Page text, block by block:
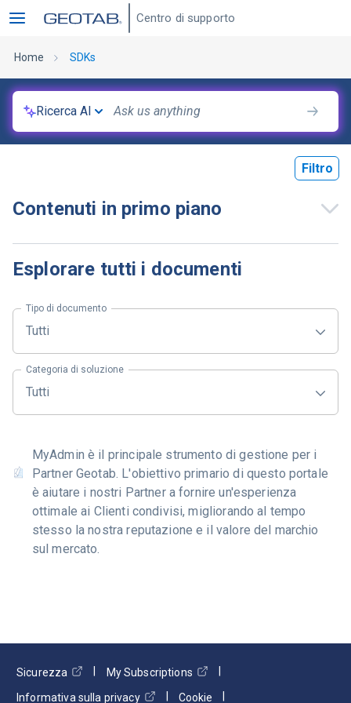
Centro di supporto
Home SDKs
Ricerca AI
Filtro
Contenuti in primo piano
Esplorare tutti i documenti
Tipo di documento
Tutti
Categoria di soluzione
Tutti
MyAdmin è il principale strumento di gestione per i
Partner Geotab. L'obiettivo primario di questo portale
è aiutare i nostri Partner a fornire un'esperienza
ottimale ai Clienti condivisi, migliorando al tempo
stesso la nostra reputazione e il valore del marchio
sul mercato.
Sicurezza
My Subscriptions
Informativa sulla privacy
Cookie